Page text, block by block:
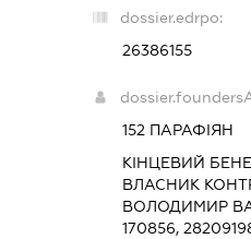
dossier.edrpo:
26386155
152 ПАРАФІЯН
КІНЦЕВИЙ
ВЛАСНИК
ВОЛОДИМИР
170856,